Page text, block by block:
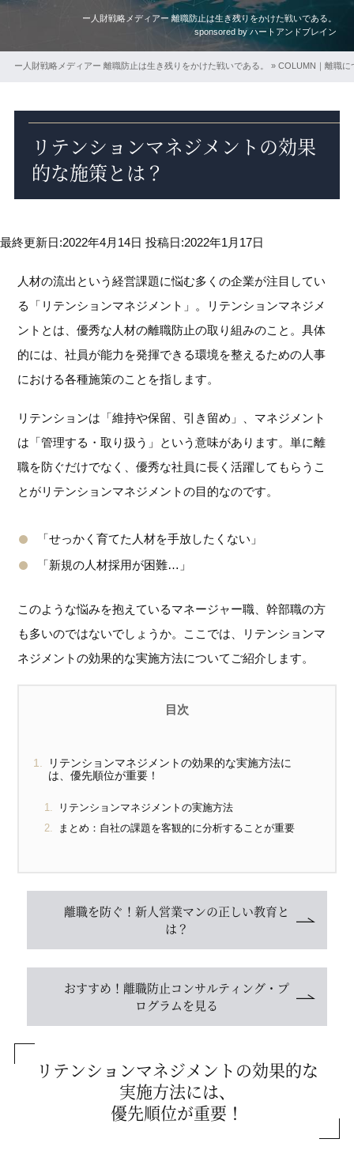
ー人財戦略メディアー 離職防止は生き残りをかけた戦いである。
sponsored by ハートアンドブレイン
ー人財戦略メディアー 離職防止は生き残りをかけた戦いである。 » COLUMN｜離職に
リテンションマネジメントの効果
的な施策とは？
最終更新日:2022年4月14日 投稿日:2022年1月17日
人材の流出という経営課題に悩む多くの企業が注目してい
る「リテンションマネジメント」。リテンションマネジメ
ントとは、優秀な人材の離職防止の取り組みのこと。具体
的には、社員が能力を発揮できる環境を整えるための人事
における各種施策のことを指します。
リテンションは「維持や保留、引き留め」、マネジメント
は「管理する・取り扱う」という意味があります。単に離
職を防ぐだけでなく、優秀な社員に長く活躍してもらうこ
とがリテンションマネジメントの目的なのです。
「せっかく育てた人材を手放したくない」
「新規の人材採用が困難…」
このような悩みを抱えているマネージャー職、幹部職の方
も多いのではないでしょうか。ここでは、リテンションマ
ネジメントの効果的な実施方法についてご紹介します。
リテンションマネジメントの効果的な実施方法に
は、 優先順位が重要！
リテンションマネジメントの実施方法
まとめ：自社の課題を客観的に分析することが重要
離職を防ぐ！新人営業マンの正しい教育と
は？
おすすめ！離職防止コンサルティング・プ
ログラムを見る
リテンションマネジメントの効果的な
実施方法には、
優先順位が重要！